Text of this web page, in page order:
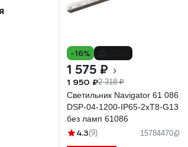
-16%
1 575 ₽
1 950 ₽2 318 ₽
Светильник Navigator 61 086
DSP-04-1200-IP65-2хT8-G13
без ламп 61086
4.3(9) 15784470